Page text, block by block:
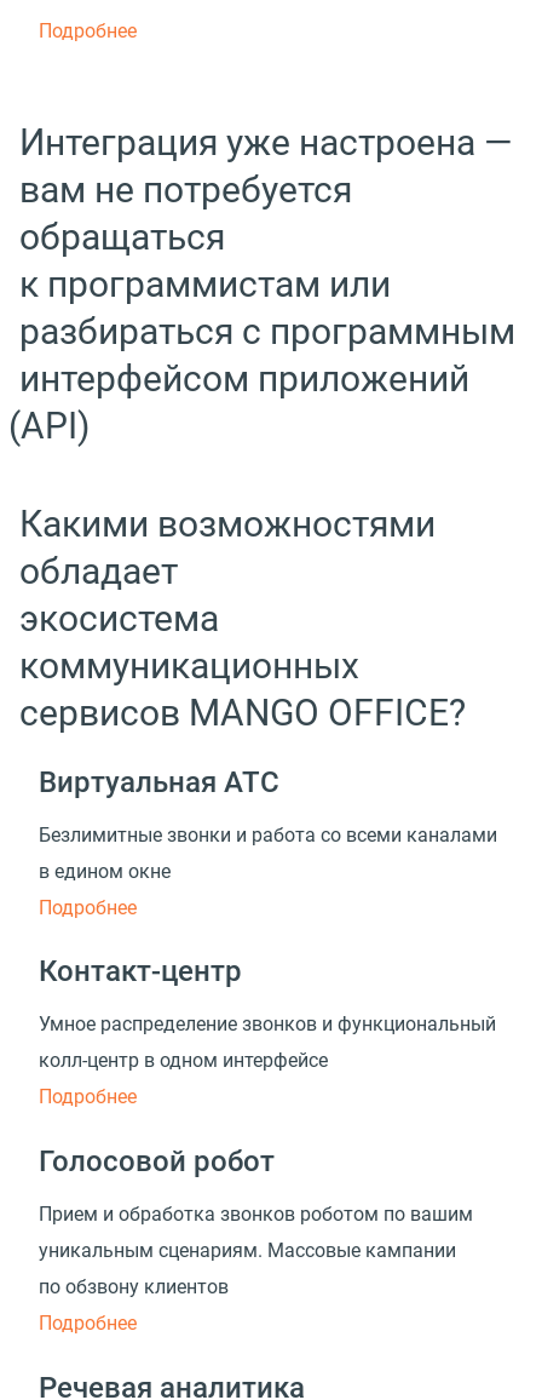
Подробнее
Интеграция уже настроена —
вам не потребуется
обращаться
к программистам или
разбираться с программным
интерфейсом приложений
(API)
Какими возможностями
обладает
экосистема
коммуникационных
сервисов MANGO OFFICE?
Виртуальная АТС
Безлимитные звонки и работа со всеми каналами
в едином окне
Подробнее
Контакт-центр
Умное распределение звонков и функциональный
колл-центр в одном интерфейсе
Подробнее
Голосовой робот
Прием и обработка звонков роботом по вашим
уникальным сценариям. Массовые кампании
по обзвону клиентов
Подробнее
Речевая аналитика